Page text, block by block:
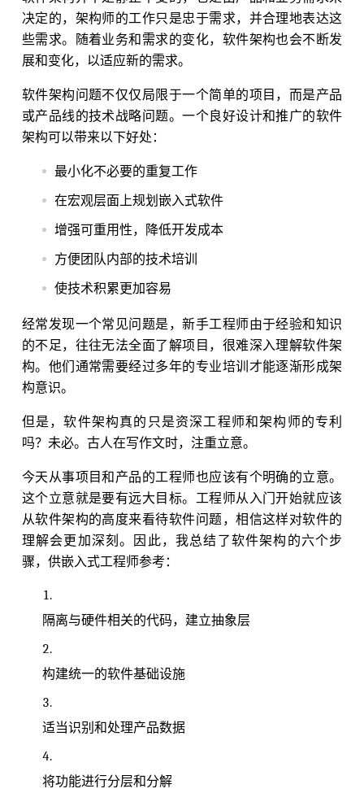
决定的，架构师的工作只是忠于需求，并合理地表达这
些需求。随着业务和需求的变化，软件架构也会不断发
展和变化，以适应新的需求。
软件架构问题不仅仅局限于一个简单的项目，而是产品
或产品线的技术战略问题。一个良好设计和推广的软件
架构可以带来以下好处：
最小化不必要的重复工作
在宏观层面上规划嵌入式软件
增强可重用性，降低开发成本
方便团队内部的技术培训
使技术积累更加容易
经常发现一个常见问题是，新手工程师由于经验和知识
的不足，往往无法全面了解项目，很难深入理解软件架
构。他们通常需要经过多年的专业培训才能逐渐形成架
构意识。
但是，软件架构真的只是资深工程师和架构师的专利
吗？未必。古人在写作文时，注重立意。
今天从事项目和产品的工程师也应该有个明确的立意。
这个立意就是要有远大目标。工程师从入门开始就应该
从软件架构的高度来看待软件问题，相信这样对软件的
理解会更加深刻。因此，我总结了软件架构的六个步
骤，供嵌入式工程师参考：
隔离与硬件相关的代码，建立抽象层
构建统一的软件基础设施
适当识别和处理产品数据
将功能进行分层和分解